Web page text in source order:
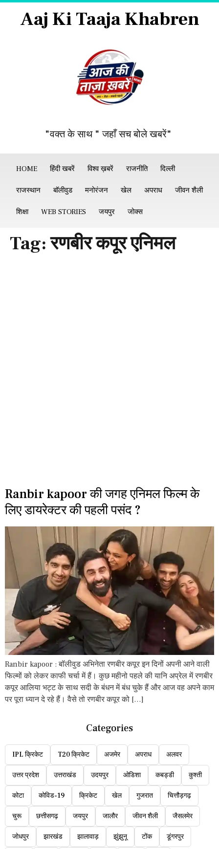
Aaj Ki Taaja Khabren
"वक्त के साथ " जहाँ सच बोले खबरें"
HOME हिंदी खबरें विश्व ख़बरें राजनीति दिल्ली
राजस्थान बॉलीवुड मनोरंजन खेल अपराध जीवन शैली
शिक्षा WEB STORIES जयपुर जोक्स
Tag:रणबीर कपूर एनिमल
Ranbir kapoor की जगह एनिमल फिल्म के
लिए डायरेक्टर की पहली पसंद ?
Ranbir kapoor : बॉलीवुड अभिनेता रणबीर कपूर इन दिनों अपनी आने वाली
फिल्मों को लेकर काफी चर्चा में हैं। कुछ महीनो पहले की यानि अप्रेल में रणबीर
कपूर आलिया भट्ट के साथ सदी के बंधन में बंध चुके हैं और आज वह अपने काम
पर पूरा ध्यान दे रहे हैं। वैसे तो रणबीर कपूर को […]
Categories
IPL क्रिकेट T20 क्रिकेट अजमेर अपराध अलवर
उत्तर प्रदेश उत्तराखंड उदयपुर ओडिशा कबड्डी कुश्ती
कोटा कोविड-19 क्रिकेट खेल गुजरात चित्तौड़गढ़
चुरू छत्तीसगढ़ जयपुर जालौर जीवन शैली जैसलमेर
जोधपुर झारखंड झालावाड़ झुंझुनू टोंक डूंगरपुर